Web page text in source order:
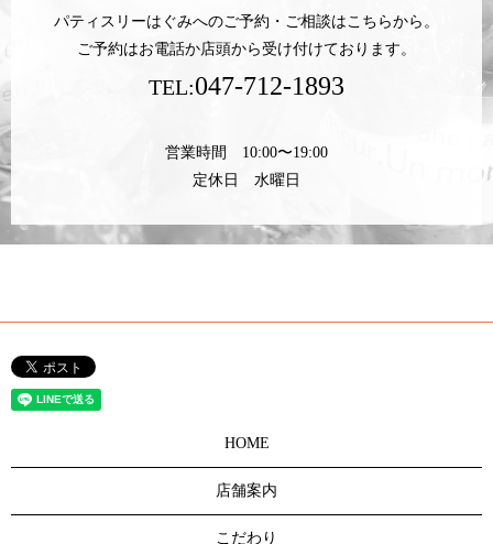
パティスリーはぐみへのご予約・ご相談はこちらから。
ご予約はお電話か店頭から受け付けております。
TEL:047-712-1893
営業時間 10:00〜19:00
定休日 水曜日
HOME
店舗案内
こだわり